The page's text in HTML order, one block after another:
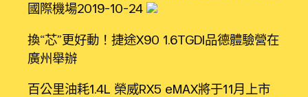
國際機場2019-10-24
換“芯”更好動！捷途X90 1.6TGDI品德體驗營在
廣州舉辦
百公里油耗1.4L 榮威RX5 eMAX將于11月上市